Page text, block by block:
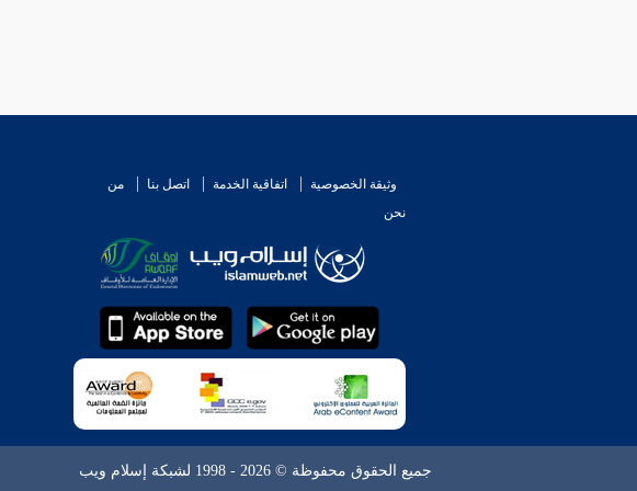
وثيقة الخصوصية اتفاقية الخدمة اتصل بنا
من
نحن
جميع الحقوق محفوظة © 2026 - 1998 لشبكة إسلام ويب